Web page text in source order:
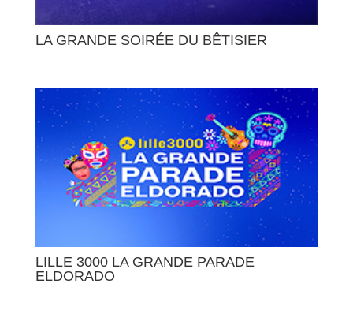
LA GRANDE SOIRÉE DU BÊTISIER
LILLE 3000 LA GRANDE PARADE
ELDORADO